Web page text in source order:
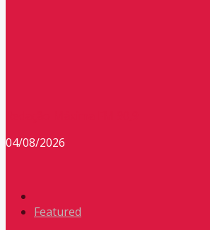
04/08/2026
Featured